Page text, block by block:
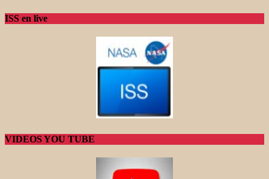
ISS en live
VIDEOS YOU TUBE